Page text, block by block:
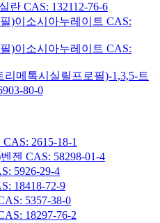
란 CAS: 132112-76-6
)이소시아누레이트 CAS:
)이소시아누레이트 CAS:
리메톡시실릴프로필)-1,3,5-트
80-0
2615-18-1
젠 CAS: 58298-01-4
5926-29-4
18418-72-9
5357-38-0
18297-76-2